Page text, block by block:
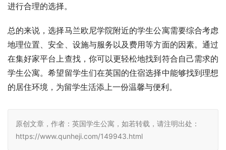
进行合理的选择。
总的来说，选择马兰欧尼学院附近的学生公寓需要综合考虑
地理位置、安全、设施与服务以及费用等方面的因素。通过
在集好家平台上查找，你可以更轻松地找到符合自己需求的
学生公寓。希望留学生们在英国的住宿选择中能够找到理想
的居住环境，为留学生活添上一份温馨与便利。
原创文章，作者：英国学生公寓，如若转载，请注明出处：
https://www.qunheji.com/149943.html